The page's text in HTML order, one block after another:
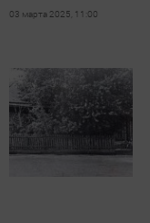
03 марта 2025, 11:00